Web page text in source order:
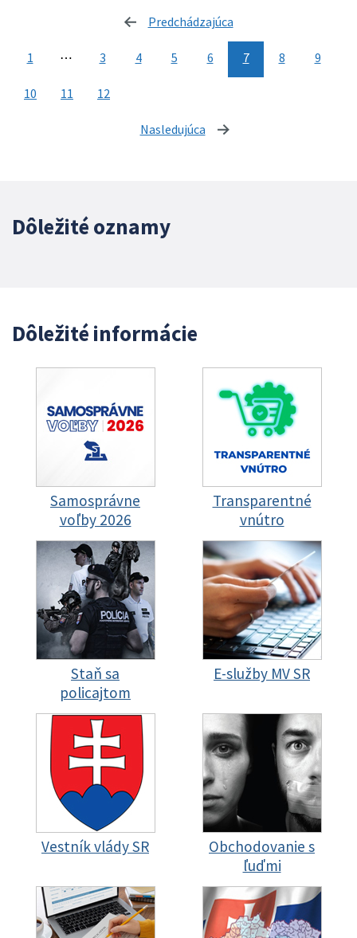
Predchádzajúca
1 ⋯ 3 4 5 6 7 8 9
10 11 12
Nasledujúca stránka
Dôležité oznamy
Dôležité informácie
Samosprávne
voľby 2026
Transparentné
vnútro
Staň sa
policajtom
E-služby MV SR
Vestník vlády SR
Obchodovanie s
ľuďmi